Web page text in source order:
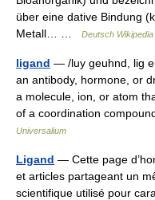
über eine dative Bindung
Metall… …
Deutsch Wikipedia
ligand — /luy geuhnd, lig
an antibody, hormone, or
a molecule, ion, or atom
of a coordination
Universalium
Ligand — Cette page
et articles partageant un
scientifique utilisé pour